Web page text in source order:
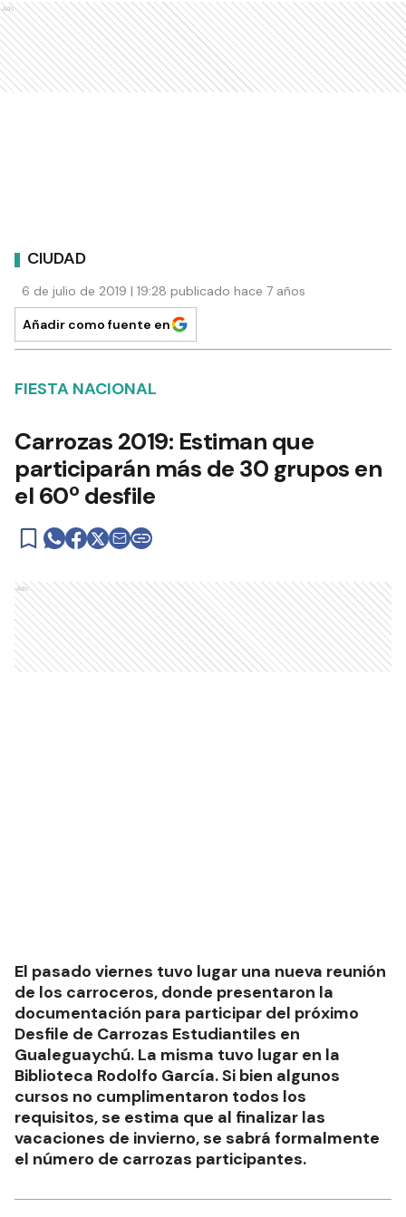
Ads
CIUDAD
6 de julio de 2019 | 19:28 publicado hace 7 años
Añadir como fuente en
FIESTA NACIONAL
Carrozas 2019: Estiman que
participarán más de 30 grupos en
el 60º desfile
Ads
El pasado viernes tuvo lugar una nueva reunión
de los carroceros, donde presentaron la
documentación para participar del próximo
Desfile de Carrozas Estudiantiles en
Gualeguaychú. La misma tuvo lugar en la
Biblioteca Rodolfo García. Si bien algunos
cursos no cumplimentaron todos los
requisitos, se estima que al finalizar las
el número de carrozas participantes.